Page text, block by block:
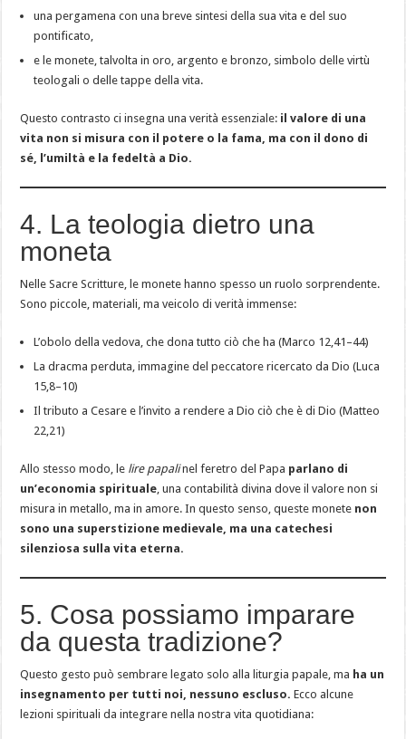
una pergamena con una breve sintesi della sua vita e del suo
pontificato,
e le monete, talvolta in oro, argento e bronzo, simbolo delle virtù
teologali o delle tappe della vita.
Questo contrasto ci insegna una verità essenziale: il valore di una
vita non si misura con il potere o la fama, ma con il dono di
sé, l’umiltà e la fedeltà a Dio.
4. La teologia dietro una
moneta
Nelle Sacre Scritture, le monete hanno spesso un ruolo sorprendente.
Sono piccole, materiali, ma veicolo di verità immense:
L’obolo della vedova, che dona tutto ciò che ha (Marco 12,41–44)
La dracma perduta, immagine del peccatore ricercato da Dio (Luca
15,8–10)
Il tributo a Cesare e l’invito a rendere a Dio ciò che è di Dio (Matteo
22,21)
Allo stesso modo, le lire papalinel feretro del Papa parlano di
un’economia spirituale, una contabilità divina dove il valore non si
misura in metallo, ma in amore. In questo senso, queste monete non
sono una superstizione medievale, ma una catechesi
silenziosa sulla vita eterna.
5. Cosa possiamo imparare
da questa tradizione?
Questo gesto può sembrare legato solo alla liturgia papale, ma ha un
insegnamento per tutti noi, nessuno escluso. Ecco alcune
lezioni spirituali da integrare nella nostra vita quotidiana: